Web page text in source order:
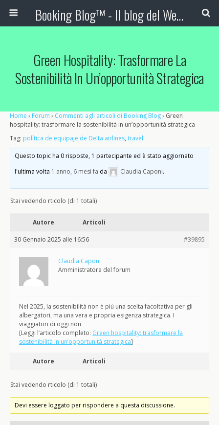
Booking Blog™ - Il blog del Web Marketing Turistico
Green Hospitality: Trasformare La
Sostenibilità In Un’opportunità Strategica
Home › Forum › Commenti agli articoli di Booking Blog› Green
hospitality: trasformare la sostenibilità in un’opportunità strategica
Tag: política de equipaje de Delta airlines, travel
Questo topic ha 0 risposte, 1 partecipante ed è stato aggiornato
l'ultima volta 1 anno, 6 mesi fa da Claudia Caponi.
Stai vedendo rticolo (di 1 totali)
Autore Articoli
30 Gennaio 2025 alle 16:56 #39895
Claudia Caponi
Amministratore del forum
Nel 2025, la sostenibilità non è più una scelta facoltativa per gli
albergatori, ma una vera e propria esigenza strategica. I
viaggiatori di oggi non
[Leggi l’articolo completo: Green hospitality: trasformare la
sostenibilità in un’opportunità strategica]
Autore Articoli
Stai vedendo rticolo (di 1 totali)
Devi essere loggato per rispondere a questa discussione.